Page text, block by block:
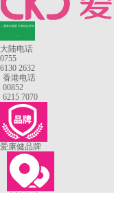
—香港长者医疗券指定牙科
大陆电话
0755
6130 2632
香港电话
00852
6215 7070
爱康健品牌